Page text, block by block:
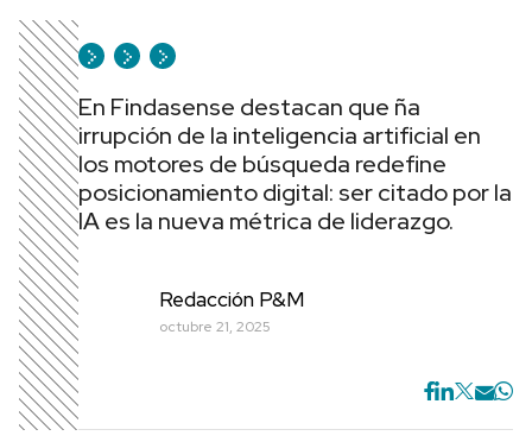
En Findasense destacan que ña
irrupción de la inteligencia artificial en
los motores de búsqueda redefine
posicionamiento digital: ser citado por la
IA es la nueva métrica de liderazgo.
Redacción P&M
octubre 21, 2025